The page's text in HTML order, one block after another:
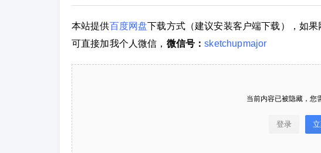
本站提供百度网盘下载方式（建议安装客户端下载），如
可直接加我个人微信， 微信号：sketchupmajor
当前内容已被隐藏，您
登录